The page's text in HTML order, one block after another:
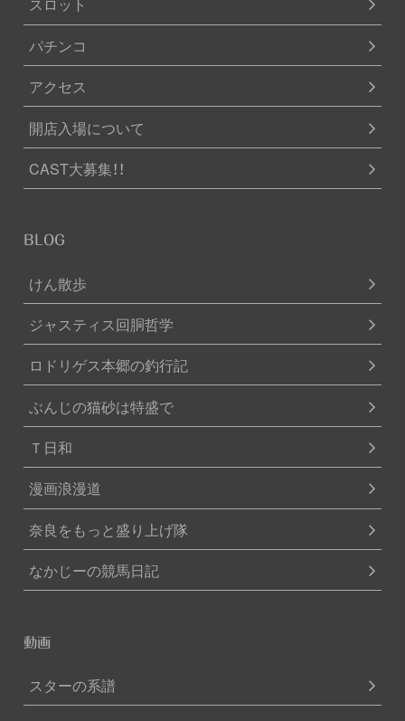
パチンコ
アクセス
開店入場について
CAST大募集！！
BLOG
けん散歩
ジャスティス回胴哲学
ロドリゲス本郷の釣行記
ぶんじの猫砂は特盛で
Ｔ日和
漫画浪漫道
奈良をもっと盛り上げ隊
なかじーの競馬日記
動画
スターの系譜